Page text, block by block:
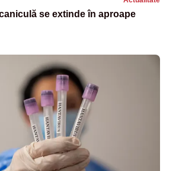
se extinde în aproape